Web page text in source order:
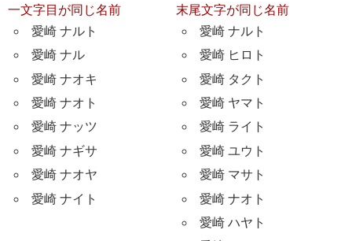
一文字目が同じ名前
愛崎 ナルト
愛崎 ナル
愛崎 ナオキ
愛崎 ナオト
愛崎 ナッツ
愛崎 ナギサ
愛崎 ナオヤ
愛崎 ナイト
末尾文字が同じ名前
愛崎 ナルト
愛崎 ヒロト
愛崎 タクト
愛崎 ヤマト
愛崎 ライト
愛崎 ユウト
愛崎 マサト
愛崎 ナオト
愛崎 ハヤト